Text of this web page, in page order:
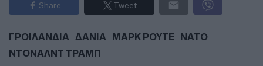
Share Tweet
ΓΡΟΙΛΑΝΔΙΑ ΔΑΝΙΑ ΜΑΡΚ ΡΟΥΤΕ
ΝΑΤΟ
ΝΤΟΝΑΛΝΤ ΤΡΑΜΠ